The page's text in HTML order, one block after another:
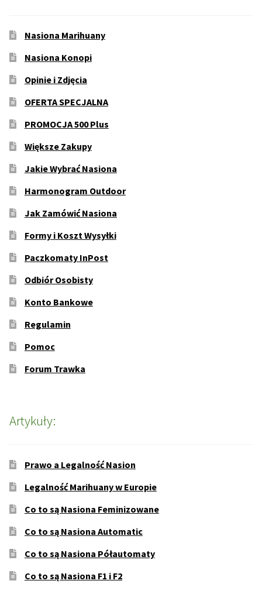
Nasiona Marihuany
Nasiona Konopi
Opinie i Zdjęcia
OFERTA SPECJALNA
PROMOCJA 500 Plus
Większe Zakupy
Jakie Wybrać Nasiona
Harmonogram Outdoor
Jak Zamówić Nasiona
Formy i Koszt Wysyłki
Paczkomaty InPost
Odbiór Osobisty
Konto Bankowe
Regulamin
Pomoc
Forum Trawka
Artykuły:
Prawo a Legalność Nasion
Legalność Marihuany w Europie
Co to są Nasiona Feminizowane
Co to są Nasiona Automatic
Co to są Nasiona Półautomaty
Co to są Nasiona F1 i F2